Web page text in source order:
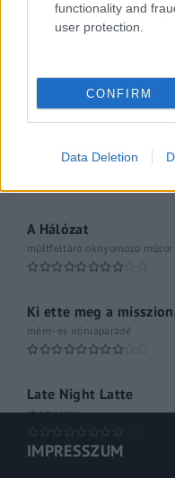
functionality and
user protection.
CONFIRM
Data Deletion
Pesti riporter
Közéleti esti műsor
061
Kulturális magazin
Hétvégi Magazin
A Hálózat
múltfeltáró oknyomozó műsor
Ki ette meg a
mém- és iróniaparádé
Late Night Latte
shoműsor
IMPRESSZUM